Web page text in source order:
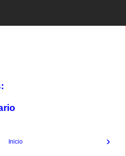
›
Inicio